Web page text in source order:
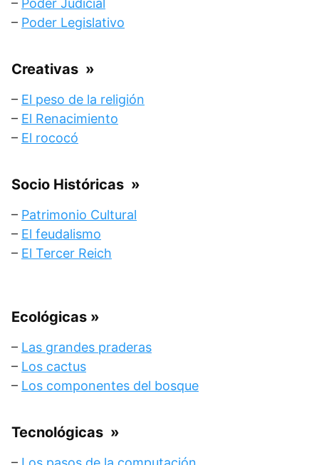
– Poder Judicial
– Poder Legislativo
Creativas »
– El peso de la religión
– El Renacimiento
– El rococó
Socio Históricas »
– Patrimonio Cultural
– El feudalismo
– El Tercer Reich
Ecológicas »
– Las grandes praderas
– Los cactus
– Los componentes del bosque
Tecnológicas »